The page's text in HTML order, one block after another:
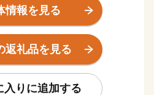
情報を見る
返礼品を見る
入りに追加する